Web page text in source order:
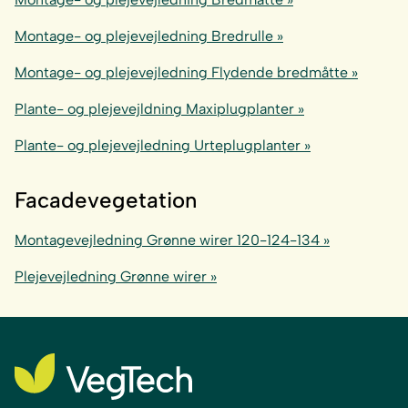
Montage- og plejevejledning Bredrulle »
Montage- og plejevejledning Flydende bredmåtte »
Plante- og plejevejldning Maxiplugplanter »
Plante- og plejevejledning Urteplugplanter »
Facadevegetation
Montagevejledning Grønne wirer 120-124-134 »
Plejevejledning Grønne wirer »